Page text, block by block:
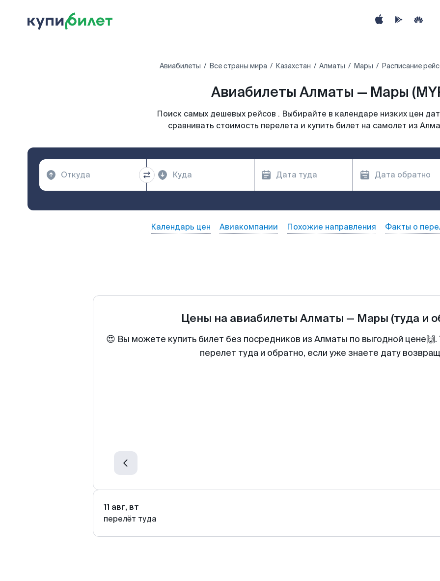
Авиабилеты Все страны мира Казахстан Алматы Мары Расписание
Авиабилеты Алматы — Мары
Поиск самых дешевых рейсов . Выбирайте в календаре низких цен
сравнивать стоимость перелета и купить билет на самолет из
Календарь цен Авиакомпании Похожие направления Факты о
Цены на авиабилеты Алматы — Мары (туда и
😍 Вы можете купить билет без посредников из Алматы по выгодной
перелет туда и обратно, если уже знаете дату
11 авг, вт
перелёт туда